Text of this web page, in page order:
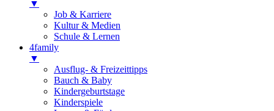
▼
Job & Karriere
Kultur & Medien
Schule & Lernen
4family
▼
Ausflug- & Freizeittipps
Bauch & Baby
Kindergeburtstage
Kinderspiele